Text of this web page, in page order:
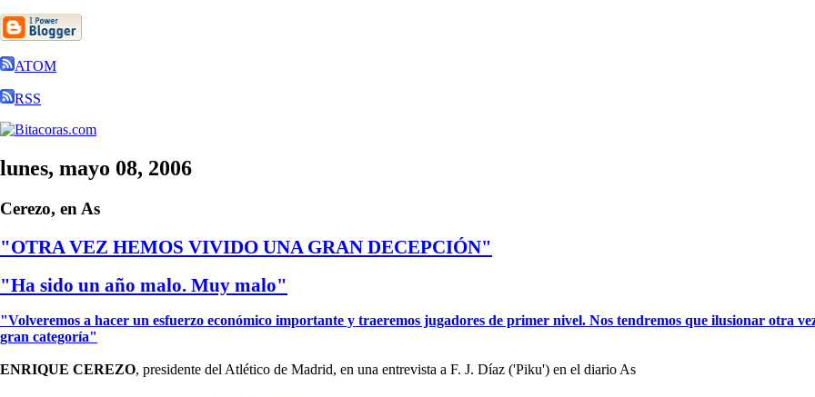
ATOM
RSS
lunes, mayo 08, 2006
Cerezo, en As
"OTRA VEZ HEMOS VIVIDO UNA GRAN DECEPCIÓN"
"Ha sido un año malo. Muy malo"
"Volveremos a hacer un esfuerzo económico importante y traeremos jugadores de primer nivel. Nos tendremos que ilusionar otra
gran categoría"
ENRIQUE CEREZO, presidente del Atlético de Madrid, en una entrevista a F. J. Díaz ('Piku') en el diario As